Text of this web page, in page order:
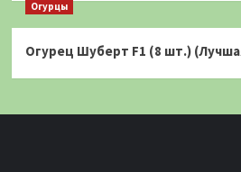
Огурцы
Огурец Шуберт F1 (8 шт.)